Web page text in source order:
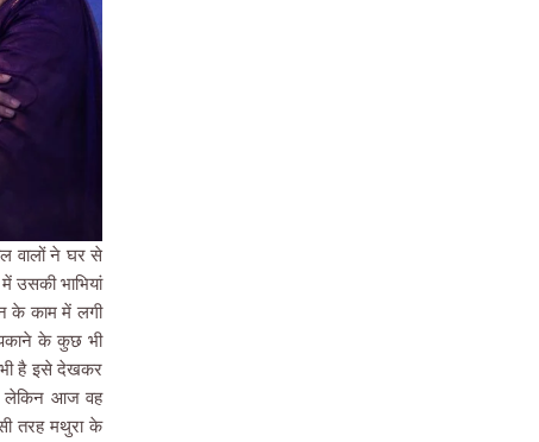
वालों ने घर से
उसकी भाभियां
के काम में लगी
के कुछ भी
भी है इसे देखकर
लेकिन आज वह
तरह मथुरा के